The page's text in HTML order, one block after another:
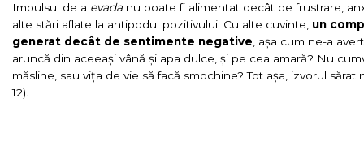
Impulsul de a evada nu poate fi alimentat decât de frustrare,
alte stări aflate la antipodul pozitivului. Cu alte cuvinte, un
generat decât de sentimente negative , așa cum ne-a
aruncă din aceeași vână și apa dulce, și pe cea amară? Nu
măsline, sau vița de vie să facă smochine? Tot așa, izvorul sărat
12).